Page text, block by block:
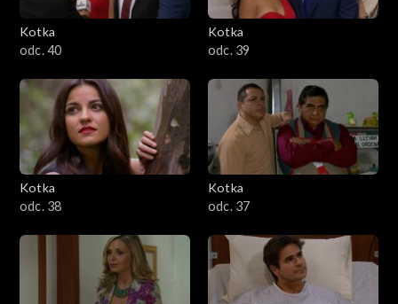
Kotka
odc. 40
Kotka
odc. 39
Kotka
odc. 38
Kotka
odc. 37